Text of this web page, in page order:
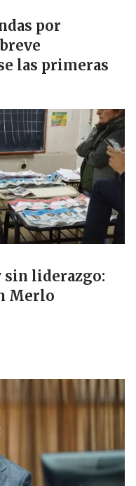
por
las primeras
sin liderazgo:
Merlo